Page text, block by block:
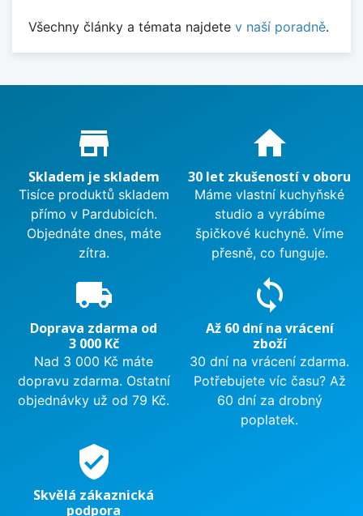
Všechny články a témata najdete v naší poradně.
Proč nakupovat u nás?
store_mall_directory
Skladem je skladem
Tisíce produktů skladem
přímo v Pardubicích.
Objednáte dnes, máte
zítra.
home
30 let zkušeností v oboru
Máme vlastní kuchyňské
studio a vyrábíme
špičkové kuchyně. Víme
přesně, co funguje.
local_shipping
Doprava zdarma od
3 000 Kč
Nad 3 000 Kč máte
dopravu zdarma. Ostatní
objednávky už od 79 Kč.
sync
Až 60 dní na vrácení
zboží
30 dní na vrácení zdarma.
Potřebujete víc času? Až
60 dní za drobný
poplatek.
verified_user
Skvělá zákaznická
podpora